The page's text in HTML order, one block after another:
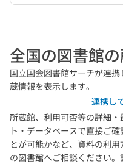
全国の図書館
国立国会図書館サーチが連
蔵情報を表示します。
連携し
所蔵館、利用可否等の詳細
ト・データベースで直接ご
とが可能かなど、資料の利
の図書館へご相談ください。